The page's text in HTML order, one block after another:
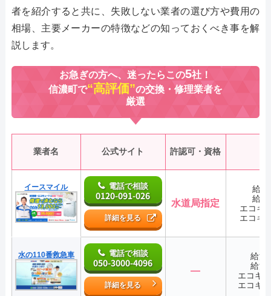
者を紹介すると共に、失敗しない業者の選び方や費用の
相場、主要メーカーの特徴などの知っておくべき事を解
説します。
お急ぎの方へ、迷ったらこの5社！
信濃町で“高評価”の交換・修理業者を
厳選
業者名 公式サイト 許認可・資格
イースマイル 電話で相談
0120-091-026
詳細を見る
水道局指定
給
給
エコキ
エコキ
水の110番救急車 電話で相談
050-3000-4096
詳細を見る
―
給湯
給湯
エコキ
エコキ